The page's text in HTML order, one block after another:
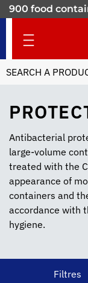
Antibacterial
large-volume
treated with the
appearance of
containers and
accordance with
hygiene.
Filtres
900 food